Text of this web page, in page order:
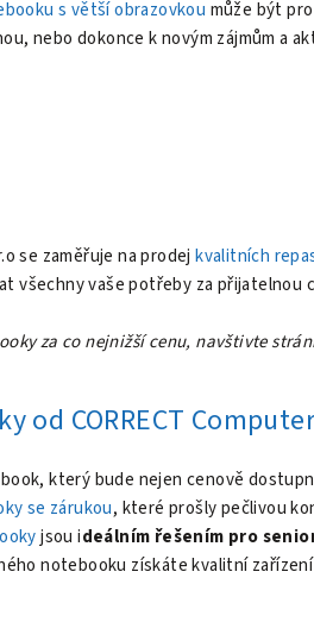
s větší obrazovkou může být
nebo dokonce k novým zájmům a
se zaměřuje na prodejkvalitních
všechny vaše potřeby za přijatelnou
za co nejnižší cenu, navštivte
od CORRECT
který bude nejen cenově
se zárukou, které prošly pečlivou
jsou ideálním řešením pro
notebooku získáte kvalitní